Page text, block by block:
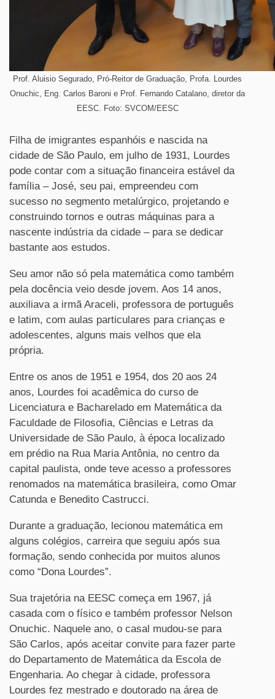
Prof. Aluisio Segurado, Pró-Reitor de Graduação, Profa. Lourdes
Onuchic, Eng. Carlos Baroni e Prof. Fernando Catalano, diretor da
EESC. Foto: SVCOM/EESC
Filha de imigrantes espanhóis e nascida na
cidade de São Paulo, em julho de 1931, Lourdes
pode contar com a situação financeira estável da
família – José, seu pai, empreendeu com
sucesso no segmento metalúrgico, projetando e
construindo tornos e outras máquinas para a
nascente indústria da cidade – para se dedicar
bastante aos estudos.
Seu amor não só pela matemática como também
pela docência veio desde jovem. Aos 14 anos,
auxiliava a irmã Araceli, professora de português
e latim, com aulas particulares para crianças e
adolescentes, alguns mais velhos que ela
própria.
Entre os anos de 1951 e 1954, dos 20 aos 24
anos, Lourdes foi acadêmica do curso de
Licenciatura e Bacharelado em Matemática da
Faculdade de Filosofia, Ciências e Letras da
Universidade de São Paulo, à época localizado
em prédio na Rua Maria Antônia, no centro da
capital paulista, onde teve acesso a professores
renomados na matemática brasileira, como Omar
Catunda e Benedito Castrucci.
Durante a graduação, lecionou matemática em
alguns colégios, carreira que seguiu após sua
formação, sendo conhecida por muitos alunos
como “Dona Lourdes”.
Sua trajetória na EESC começa em 1967, já
casada com o físico e também professor Nelson
Onuchic. Naquele ano, o casal mudou-se para
São Carlos, após aceitar convite para fazer parte
do Departamento de Matemática da Escola de
Engenharia. Ao chegar à cidade, professora
Lourdes fez mestrado e doutorado na área de